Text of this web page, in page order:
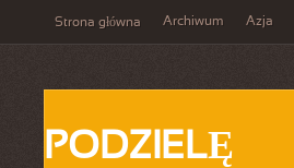
Strona główna Archiwum Azja
PODZIELĘ